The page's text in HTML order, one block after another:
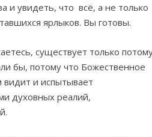
и увидеть, что всё, а не только
ярлыков. Вы готовы.
существует только
бы, потому что Божественное
видит и испытывает
духовных реалий,